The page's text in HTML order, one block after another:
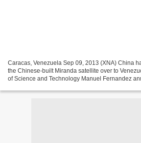
Caracas, Venezuela Sep 09, 2013 (XNA) China
the Chinese-built Miranda satellite over to
of Science and Technology Manuel Fernandez